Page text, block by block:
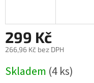
299 Kč
266,96 Kč bez DPH
cena:
Skladem (4 ks)